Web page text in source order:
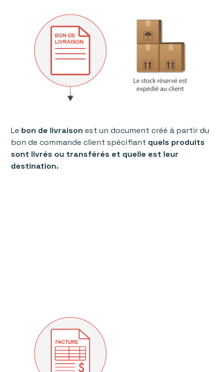
Le bon de livraison est un document créé à partir du
bon de commande client spécifiant quels produits
sont livrés ou transférés et quelle est leur
destination.